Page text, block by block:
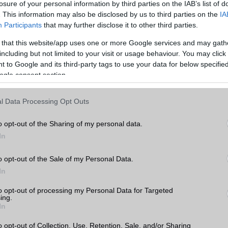
of your personal information by third parties on the IAB’s list of
This information may also be disclosed by us to third parties on the
Participants that may further disclose it to other third parties.
that this website/app uses one or more Google services and may
but not limited to your visit or usage behaviour. You may
to Google and its third-party tags to use your data for below
consent section.
Data Processing Opt Outs
opt-out of the Sharing of my personal data.
opt-out of the Sale of my Personal Data.
opt-out of processing my Personal Data for Targeted
opt-out of Collection, Use, Retention, Sale, and/or Sharing
előtt érdemes átgondolni, hogy mire is használnánk a készüléket. Ha
akkor például fontos lehet a nagy kijelző és a hosszú akkumulátor-
érdekel, hogy a legújabb és legjobb kamerával rendelkező készüléket szeretnéd,
amikor két mobiltelefont hasonlítunk össze, az ár. A mobiltelefonok széles
fontos, hogy az árakat összehasonlítsuk, és kiválasszuk a legjobb értéket
figyelembe kell vennünk a készülék belső hardverét, amely befolyásolja a
az egyik legfontosabb tényező, amikor egy mobiltelefont választunk. Az
azok számára, akik sokat utaznak, vagy sok időt töltenek el útközben. Az
és az energiatakarékos funkcióknak köszönhetően egyes készülékek
nagyon fontos tényező. A készülékek operációs rendszere befolyásolja a
iOS rendszerrel rendelkező készülékek szigorúbb biztonsági szabályokkal